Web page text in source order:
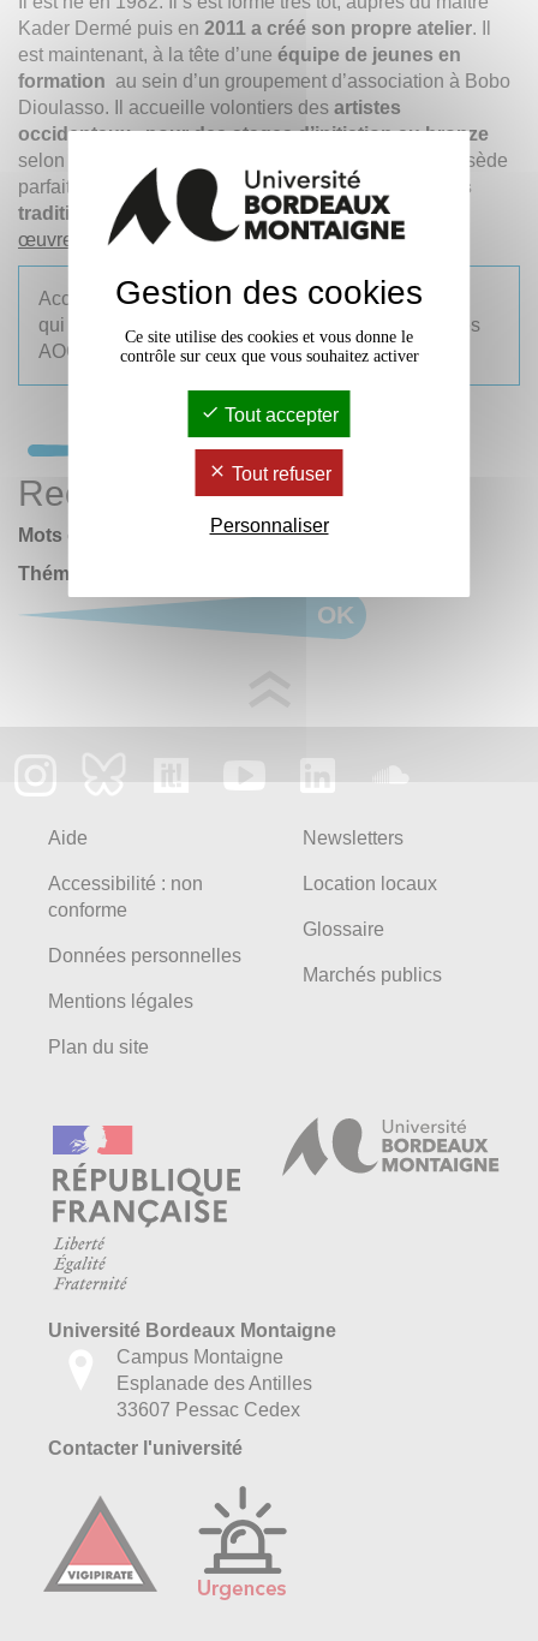
Kader Dermé puis en 2011 a créé son propre atelier. Il
est maintenant, à la tête d’une équipe de jeunes en
formation au sein d’un groupement d’association à Bobo
Dioulasso. Il accueille volontiers des artistes
occidentaux, pour des stages d’initiation au bronze
selon la technique dite "à la cire perdue". Firmin possède
parfaitement cette techniqueillustrée par ses pièces
traditionnelles figuratives.En savoir plus sur ses
œuvres.
Accès par la plaine de Bardanac, depuis le chemin
qui mène à l'S'pace Campus et aux jardins partagés
AOC.
Rechercher
Mots clés :
Thématiques
OK
Aide
Accessibilité : non
conforme
Données personnelles
Mentions légales
Plan du site
Newsletters
Location locaux
Glossaire
Marchés publics
Université Bordeaux Montaigne
Campus Montaigne
Esplanade des Antilles
33607 Pessac Cedex
Contacter l'université
Gestion des cookies
Ce site utilise des cookies et vous donne le
contrôle sur ceux que vous souhaitez activer
Tout accepter
Tout refuser
Personnaliser